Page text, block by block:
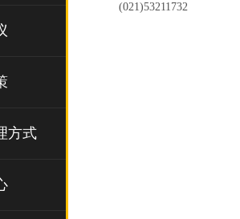
方式
(021)53211732